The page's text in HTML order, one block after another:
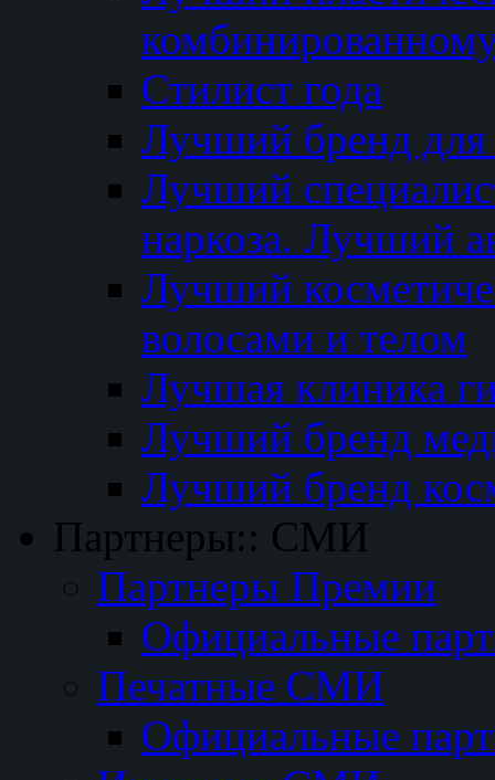
Стилист года
Лучший бренд
Лучший
наркоза. Лучший
Лучший
волосами и телом
Лучшая клиника
Лучший бренд
Лучший бренд
Партнеры:: СМИ
Партнеры Премии
Официальные
Печатные СМИ
Официальные